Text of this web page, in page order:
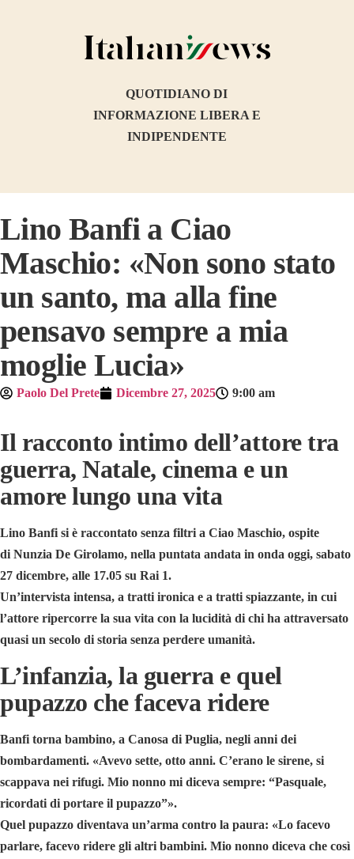
QUOTIDIANO DI
INFORMAZIONE LIBERA E
INDIPENDENTE
Lino Banfi a Ciao
Maschio: «Non sono stato
un santo, ma alla fine
pensavo sempre a mia
moglie Lucia»
Paolo Del Prete Dicembre 27, 2025 9:00 am
Il racconto intimo dell’attore tra
guerra, Natale, cinema e un
amore lungo una vita
Lino Banfi si è raccontato senza filtri a Ciao Maschio, ospite
di Nunzia De Girolamo, nella puntata andata in onda oggi, sabato
27 dicembre, alle 17.05 su Rai 1.
Un’intervista intensa, a tratti ironica e a tratti spiazzante, in cui
l’attore ripercorre la sua vita con la lucidità di chi ha attraversato
quasi un secolo di storia senza perdere umanità.
L’infanzia, la guerra e quel
pupazzo che faceva ridere
Banfi torna bambino, a Canosa di Puglia, negli anni dei
bombardamenti. «Avevo sette, otto anni. C’erano le sirene, si
scappava nei rifugi. Mio nonno mi diceva sempre: “Pasquale,
ricordati di portare il pupazzo”».
Quel pupazzo diventava un’arma contro la paura: «Lo facevo
parlare, facevo ridere gli altri bambini. Mio nonno diceva che così